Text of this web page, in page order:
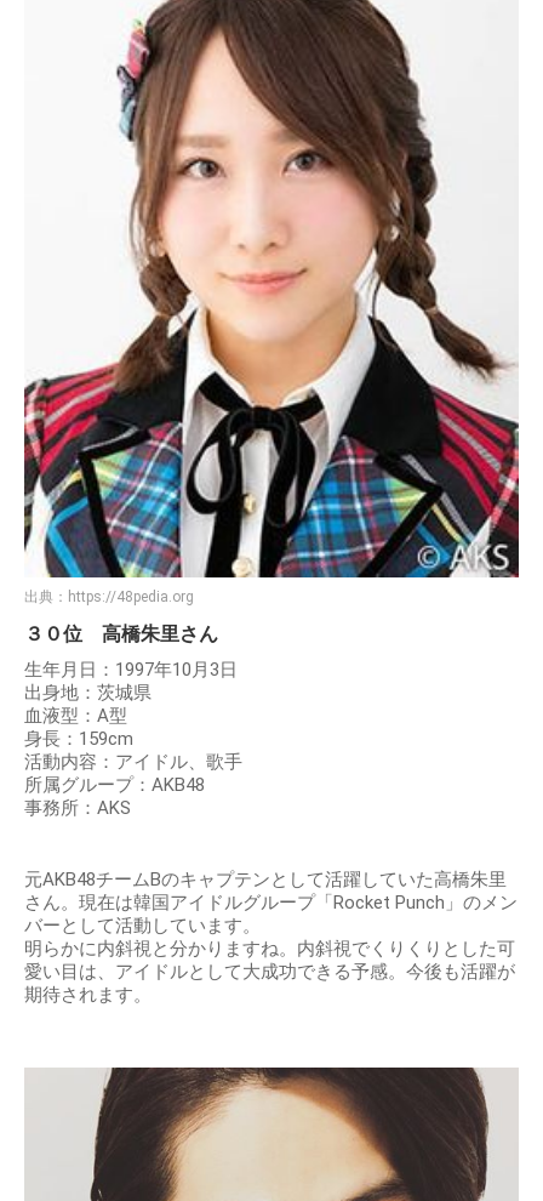
出典： https://48pedia.org
３０位 高橋朱里さん
生年月日：1997年10月3日
出身地：茨城県
血液型：A型
身長：159cm
活動内容：アイドル、歌手
所属グループ：AKB48
事務所：AKS
元AKB48チームBのキャプテンとして活躍していた高橋朱里
さん。現在は韓国アイドルグループ「Rocket Punch」のメン
バーとして活動しています。
明らかに内斜視と分かりますね。内斜視でくりくりとした可
愛い目は、アイドルとして大成功できる予感。今後も活躍が
期待されます。